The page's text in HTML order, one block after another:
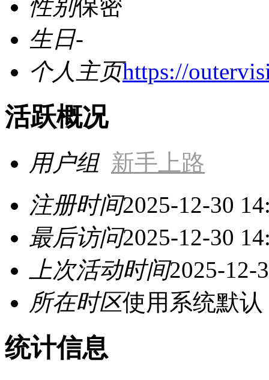
性别保密
生日-
个人主页https://
活跃概况
用户组 新手上路
注册时间2025-12-30
最后访问2025-12-30
上次活动时间2025-12-
所在时区使用系统默认
统计信息